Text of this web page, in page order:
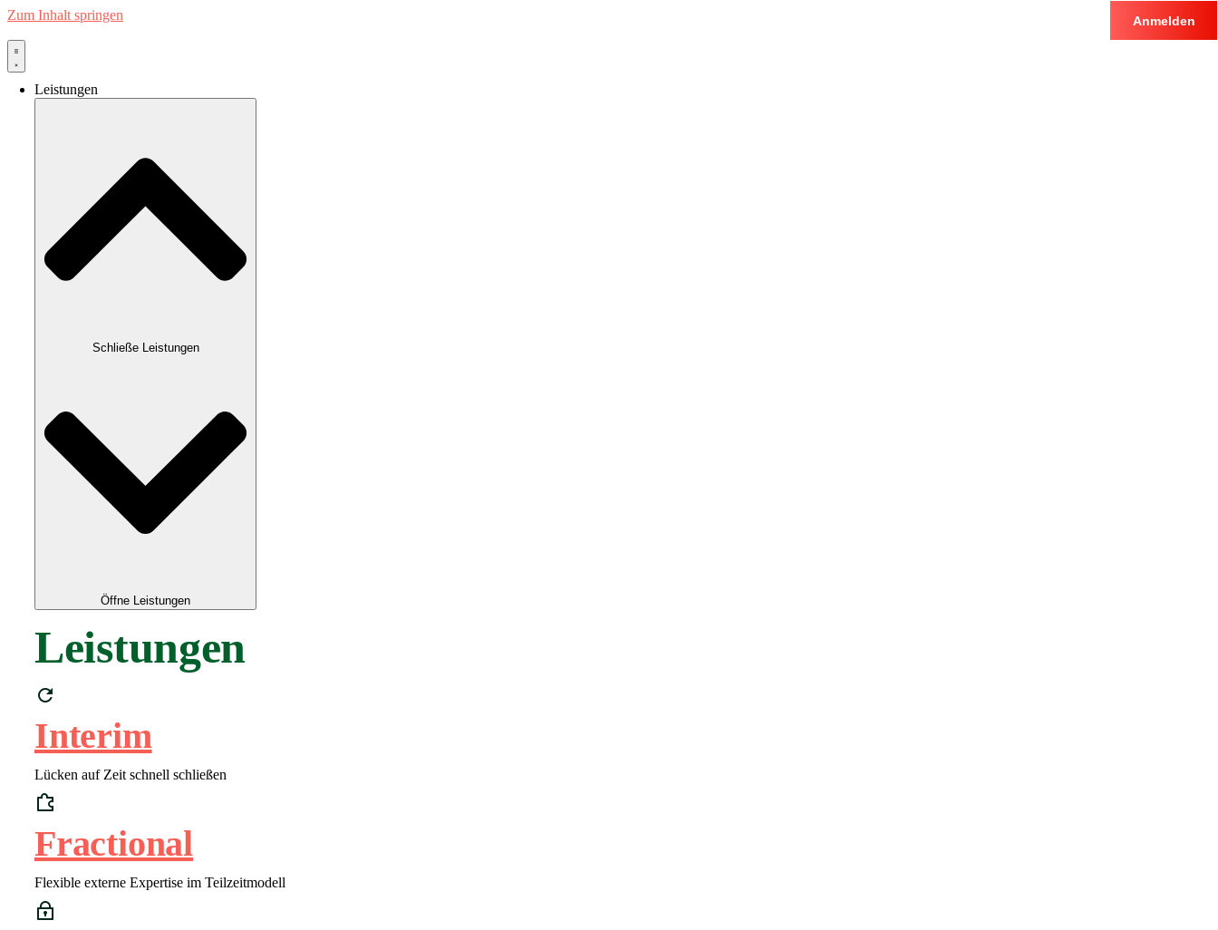
Zum Inhalt springen
Leistungen
Schließe Leistungen
Öffne Leistungen
Leistungen
Interim
Lücken auf Zeit schnell schließen
Fractional
Flexible externe Expertise im Teilzeitmodell
Anmelden